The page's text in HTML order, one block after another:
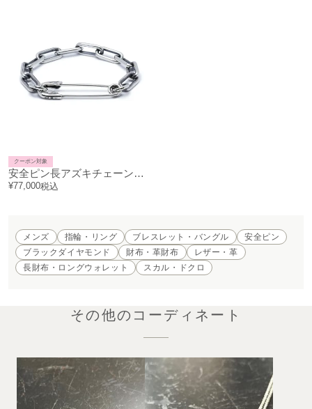
安全ピン長アズキチェーンダイヤモンドブレスレットL
クーポン対象
¥77,000税込
メンズ 指輪・リング ブレスレット・バングル
安全ピン
ブラックダイヤモンド
財布・革財布
レザー・革
長財布・ロングウォレット
スカル・ドクロ
その他のコーディネート